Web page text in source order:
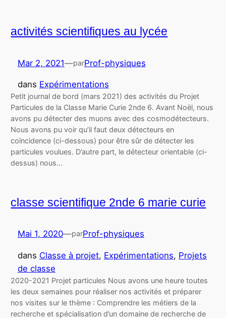
activités scientifiques au lycée
Mar 2, 2021—parProf-physiques
dans Expérimentations
Petit journal de bord (mars 2021) des activités du Projet
Particules de la Classe Marie Curie 2nde 6. Avant Noël, nous
avons pu détecter des muons avec des cosmodétecteurs.
Nous avons pu voir qu’il faut deux détecteurs en
coïncidence (ci-dessous) pour être sûr de détecter les
particules voulues. D’autre part, le détecteur orientable (ci-
dessus) nous…
classe scientifique 2nde 6 marie curie
Mai 1, 2020—parProf-physiques
dans Classe à projet, Expérimentations, Projets
de classe
2020-2021 Projet particules Nous avons une heure toutes
les deux semaines pour réaliser nos activités et préparer
nos visites sur le thème : Comprendre les métiers de la
recherche et spécialisation d’un domaine de recherche de